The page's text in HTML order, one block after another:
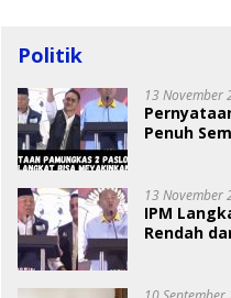
Politik
13 November
Penuh
13 November
IPM
Rendah